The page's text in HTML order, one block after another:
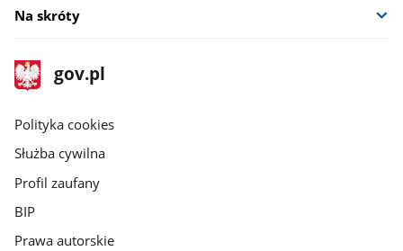
Na skróty
stopka
gov.pl
Strona
gov.pl
gov.pl
Polityka cookies
Służba cywilna
Profil zaufany
BIP
Prawa autorskie